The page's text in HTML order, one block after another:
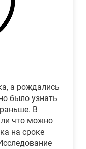
а рождались
было узнать
В
что можно
на сроке